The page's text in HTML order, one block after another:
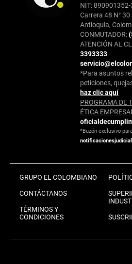
NIT: 890901352-
Carrera 48 N°
Antioquia,
CONMUTADOR:
ATENCIÓN AL
3393333
*Para asuntos
peticiones,
haz clic aquí
PROGRAMA DE
ÉTICA
*Buzón exclusivo
GRUPO EL COLOMBIANO
CONTÁCTANOS
TÉRMINOS Y
CONDICIONES